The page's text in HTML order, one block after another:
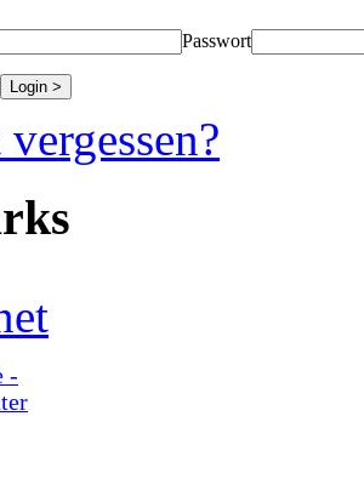
Passwort